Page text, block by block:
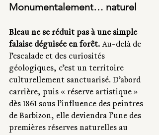
Monumentalement… naturel
Bleau ne se réduit pas à une simple
falaise déguisée en forêt. Au-delà de
l’escalade et des curiosités
géologiques, c’est un territoire
culturellement sanctuarisé. D’abord
carrière, puis « réserve artistique »
dès 1861 sous l’influence des peintres
de Barbizon, elle deviendra l’une des
premières réserves naturelles au